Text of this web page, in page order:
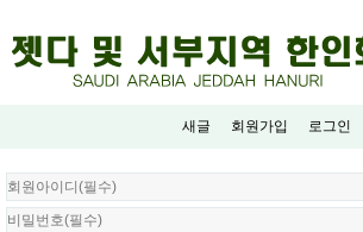
새글 회원가입 로그인
회
원
로